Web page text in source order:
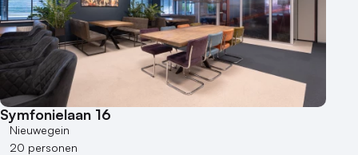
Kleine / intieme locatie
Locaties aan zee
Museum
Theater
Varende locatie
Symfonielaan 16
Nieuwegein
20 personen